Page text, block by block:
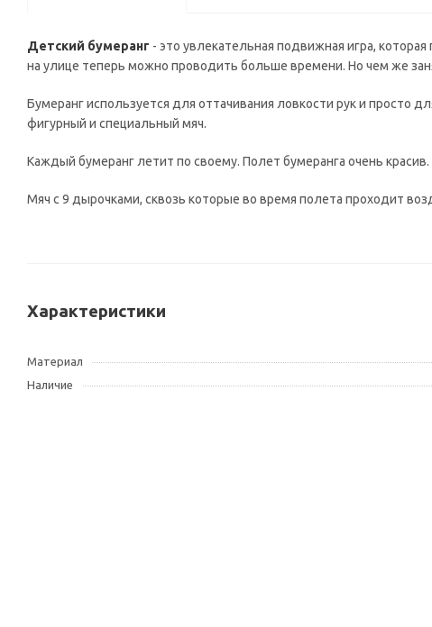
Детский бумеранг - это увлекательная подвижная игра,
на улице теперь можно проводить больше времени. Но чем же
Бумеранг используется для оттачивания ловкости рук и просто
фигурный и специальный мяч.
Каждый бумеранг летит по своему. Полет бумеранга очень красив.
Мяч с 9 дырочками, сквозь которые во время полета проходит
Характеристики
Материал
Наличие